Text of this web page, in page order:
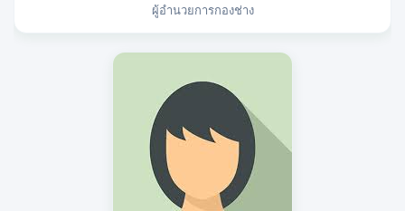
ผู้อำนวยการกองช่าง